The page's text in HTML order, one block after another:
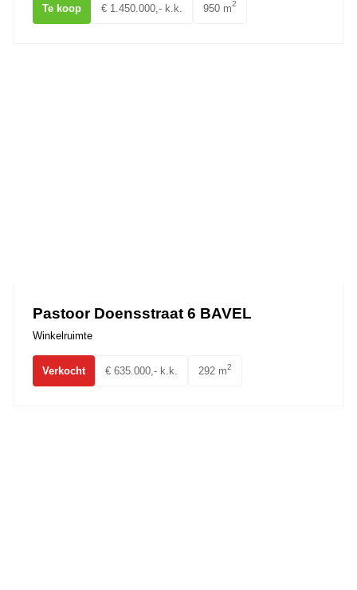
Te koop € 1.450.000,- k.k. 950 m2
Pastoor Doensstraat 6 BAVEL
Winkelruimte
Verkocht € 635.000,- k.k. 292 m2